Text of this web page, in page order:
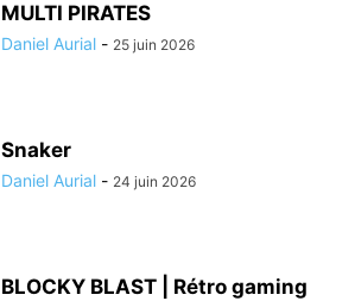
MULTI PIRATES
Daniel Aurial - 25 juin 2026
Snaker
Daniel Aurial - 24 juin 2026
BLOCKY BLAST | Rétro gaming